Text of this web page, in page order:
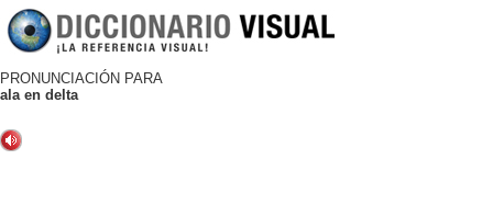
PRONUNCIACIÓN PARA
ala en delta